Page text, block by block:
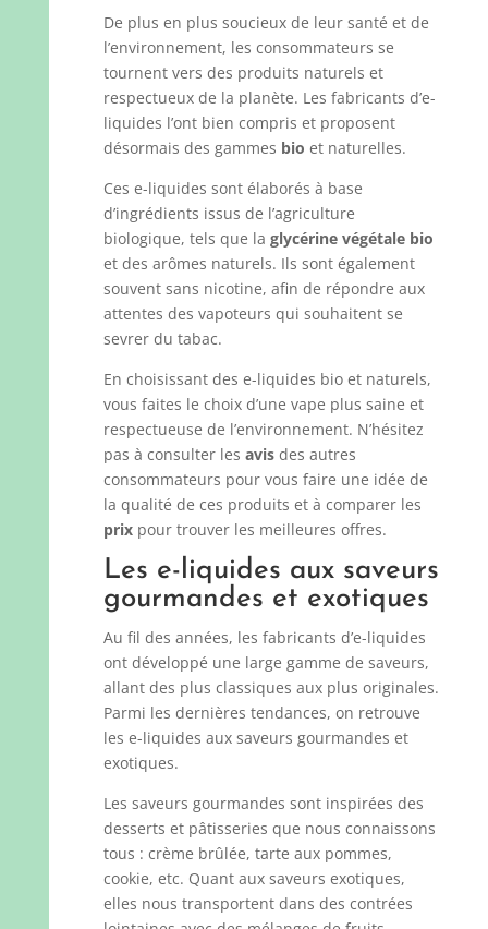
De plus en plus soucieux de leur santé et de
l’environnement, les consommateurs se
tournent vers des produits naturels et
respectueux de la planète. Les fabricants d’e-
liquides l’ont bien compris et proposent
désormais des gammes bio et naturelles.
Ces e-liquides sont élaborés à base
d’ingrédients issus de l’agriculture
biologique, tels que la glycérine végétale bio
et des arômes naturels. Ils sont également
souvent sans nicotine, afin de répondre aux
attentes des vapoteurs qui souhaitent se
sevrer du tabac.
En choisissant des e-liquides bio et naturels,
vous faites le choix d’une vape plus saine et
respectueuse de l’environnement. N’hésitez
pas à consulter les avisdes autres
consommateurs pour vous faire une idée de
la qualité de ces produits et à comparer les
prixpour trouver les meilleures offres.
Les e-liquides aux saveurs
gourmandes et exotiques
Au fil des années, les fabricants d’e-liquides
ont développé une large gamme de saveurs,
allant des plus classiques aux plus originales.
Parmi les dernières tendances, on retrouve
les e-liquides aux saveurs gourmandes et
exotiques.
Les saveurs gourmandes sont inspirées des
desserts et pâtisseries que nous connaissons
tous : crème brûlée, tarte aux pommes,
cookie, etc. Quant aux saveurs exotiques,
elles nous transportent dans des contrées